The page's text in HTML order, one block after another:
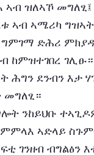
ኣብ ኣሜሪካ
ግምገማ ድሕሪ
ከምዝተገበረ ገሊፁ።
መግለፂ።
ኣድላይ